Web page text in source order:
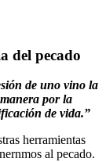
del pecado
de uno vino la
por la
de vida.”
herramientas
al pecado.